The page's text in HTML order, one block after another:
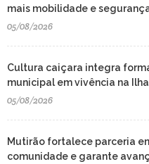
mais mobilidade e
05/08/2026
Cultura caiçara integra
municipal em vivência na
05/08/2026
Mutirão fortalece parceria
comunidade e garante